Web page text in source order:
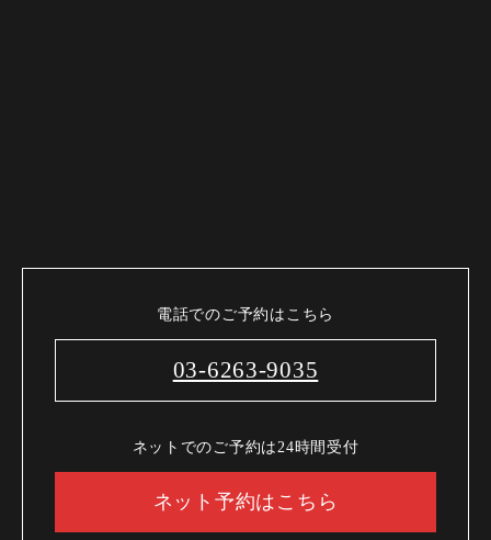
電話でのご予約はこちら
03-6263-9035
ネットでのご予約は24時間受付
ネット予約はこちら